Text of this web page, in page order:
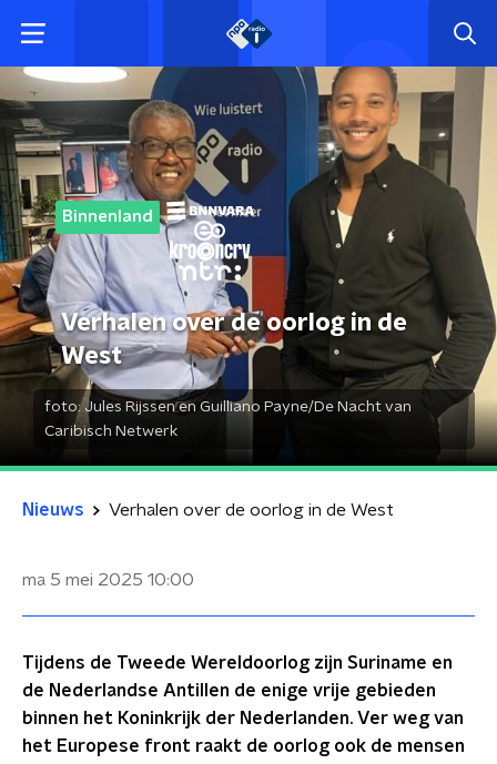
Binnenland
Verhalen over de oorlog in de
West
foto: Jules Rijssen en Guilliano Payne/De Nacht van
Caribisch Netwerk
Nieuws Verhalen over de oorlog in de West
ma 5 mei 2025 10:00
Tijdens de Tweede Wereldoorlog zijn Suriname en
de Nederlandse Antillen de enige vrije gebieden
binnen het Koninkrijk der Nederlanden. Ver weg van
het Europese front raakt de oorlog ook de mensen